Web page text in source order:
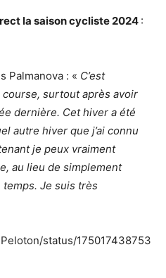
la saison cycliste 2024 :
Palmanova : « C’est
surtout après avoir
dernière. Cet hiver a été
autre hiver que j’ai connu
je peux vraiment
au lieu de simplement
Je suis très
status/175017438753